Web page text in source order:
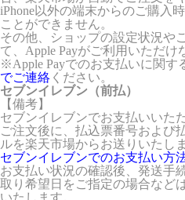
iPhone以外の端末からのご購入
ことができません。
その他、ショップの設定状況や
て、Apple Payがご利用いただけ
※Apple Payでのお支払いに関す
でご連絡 ください。
セブンイレブン（前払）
【備考】
セブンイレブンでお支払いいた
ご注文後に、払込票番号および
ルを楽天市場からお送りいたしま
セブンイレブンでのお支払い方
お支払い状況の確認後、発送手
取り希望日をご指定の場合など
いたします。